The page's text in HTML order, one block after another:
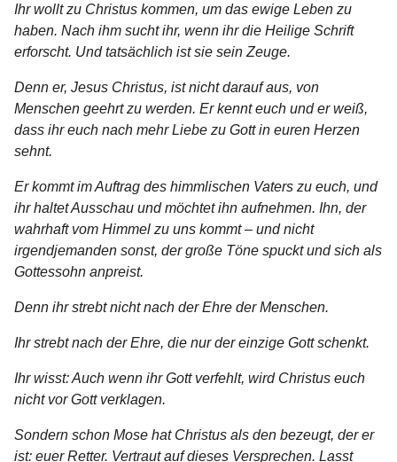
Ihr wollt zu Christus kommen, um das ewige Leben zu
haben. Nach ihm sucht ihr, wenn ihr die Heilige Schrift
erforscht. Und tatsächlich ist sie sein Zeuge.
Denn er, Jesus Christus, ist nicht darauf aus, von
Menschen geehrt zu werden. Er kennt euch und er weiß,
dass ihr euch nach mehr Liebe zu Gott in euren Herzen
sehnt.
Er kommt im Auftrag des himmlischen Vaters zu euch, und
ihr haltet Ausschau und möchtet ihn aufnehmen. Ihn, der
wahrhaft vom Himmel zu uns kommt – und nicht
irgendjemanden sonst, der große Töne spuckt und sich als
Gottessohn anpreist.
Denn ihr strebt nicht nach der Ehre der Menschen.
Ihr strebt nach der Ehre, die nur der einzige Gott schenkt.
Ihr wisst: Auch wenn ihr Gott verfehlt, wird Christus euch
nicht vor Gott verklagen.
Sondern schon Mose hat Christus als den bezeugt, der er
ist: euer Retter. Vertraut auf dieses Versprechen. Lasst